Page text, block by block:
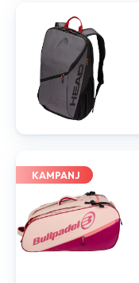
KAMPANJ